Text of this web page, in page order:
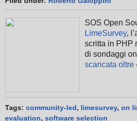
SOS Open
LimeSurvey,
scritta in PHP
di sondaggi
scaricata oltre
Tags: community-led , limesurvey, on
evaluation, software selection